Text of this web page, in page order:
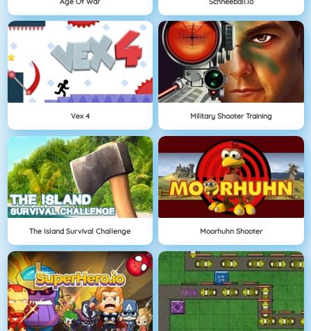
Vex 4 Military Shooter Training
The Island Survival Challenge Moorhuhn Shooter